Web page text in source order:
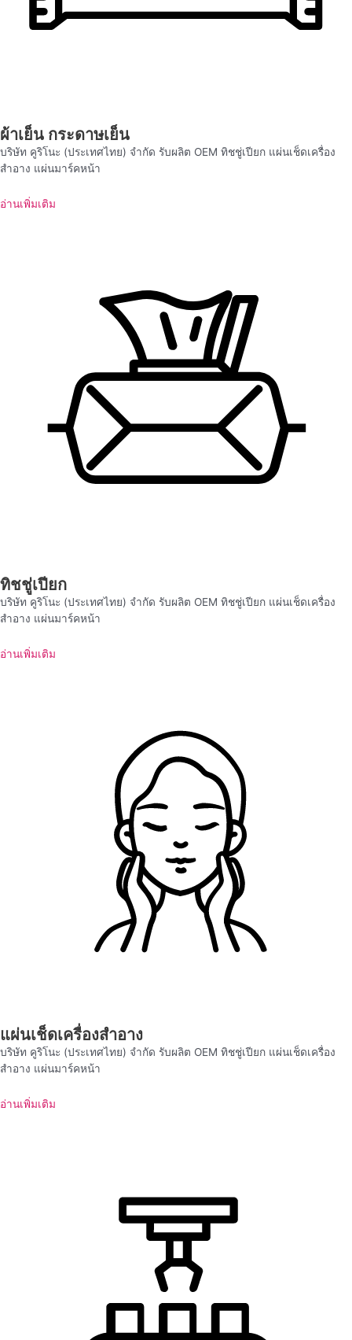
ผ้าเย็น กระดาษเย็น
บริษัท คูริโนะ (ประเทศไทย) จำกัด รับผลิต OEM ทิชชู่เปียก แผ่นเช็ดเครื่อง
สำอาง แผ่นมาร์คหน้า
อ่านเพิ่มเติม
ทิชชู่เปียก
บริษัท คูริโนะ (ประเทศไทย) จำกัด รับผลิต OEM ทิชชู่เปียก แผ่นเช็ดเครื่อง
สำอาง แผ่นมาร์คหน้า
อ่านเพิ่มเติม
แผ่นเช็ดเครื่องสำอาง
บริษัท คูริโนะ (ประเทศไทย) จำกัด รับผลิต OEM ทิชชู่เปียก แผ่นเช็ดเครื่อง
สำอาง แผ่นมาร์คหน้า
อ่านเพิ่มเติม